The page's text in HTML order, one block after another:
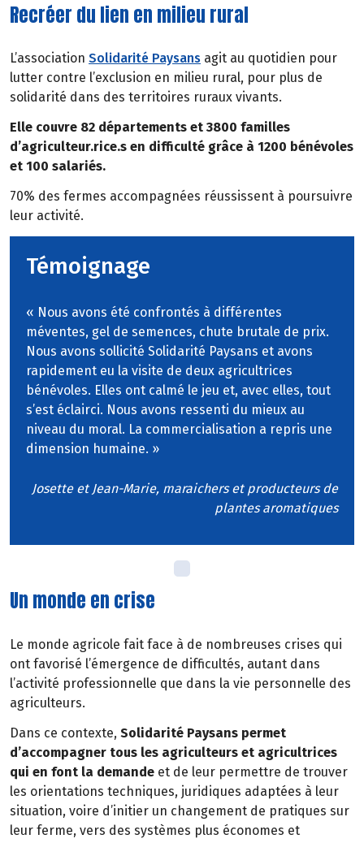
Recréer du lien en milieu rural
L’association Solidarité Paysans agit au quotidien pour
lutter contre l’exclusion en milieu rural, pour plus de
solidarité dans des territoires ruraux vivants.
Elle couvre 82 départements et 3800 familles
d’agriculteur.rice.s en difficulté grâce à 1200 bénévoles
et 100 salariés.
70% des fermes accompagnées réussissent à poursuivre
leur activité.
Témoignage
« Nous avons été confrontés à différentes
méventes, gel de semences, chute brutale de prix.
Nous avons sollicité Solidarité Paysans et avons
rapidement eu la visite de deux agricultrices
bénévoles. Elles ont calmé le jeu et, avec elles, tout
s’est éclairci. Nous avons ressenti du mieux au
niveau du moral. La commercialisation a repris une
dimension humaine. »
Josette et Jean-Marie, maraichers et producteurs de
plantes aromatiques
Un monde en crise
Le monde agricole fait face à de nombreuses crises qui
ont favorisé l’émergence de difficultés, autant dans
l’activité professionnelle que dans la vie personnelle des
agriculteurs.
Dans ce contexte, Solidarité Paysans permet
d’accompagner tous les agriculteurs et agricultrices
qui en font la demande et de leur permettre de trouver
les orientations techniques, juridiques adaptées à leur
situation, voire d’initier un changement de pratiques sur
leur ferme, vers des systèmes plus économes et